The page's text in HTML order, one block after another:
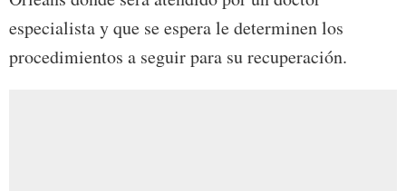
especialista y que se espera le determinen los
procedimientos a seguir para su recuperación.